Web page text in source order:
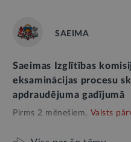
SAEIMA
Saeimas Izglītības
eksaminācijas procesu
apdraudējuma gadījumā
Pirms 2 mēnešiem, Valsts